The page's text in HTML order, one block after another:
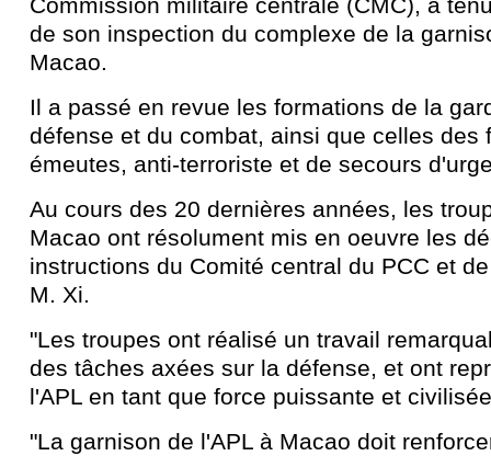
Commission militaire centrale (CMC), a
de son inspection du complexe de la
Macao.
Il a passé en revue les formations de la
défense et du combat, ainsi que celles des
émeutes, anti-terroriste et de secours
Au cours des 20 dernières années, les
Macao ont résolument mis en oeuvre les
instructions du Comité central du PCC et
M. Xi.
"Les troupes ont réalisé un travail
des tâches axées sur la défense, et ont
l'APL en tant que force puissante et
"La garnison de l'APL à Macao doit